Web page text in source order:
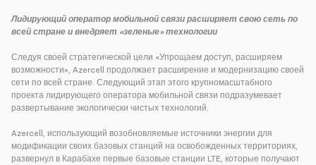
Лидирующий оператор мобильной связи расширяет свою сеть по
всей стране и внедряет «зеленые» технологии
Следуя своей стратегической цели «Упрощаем доступ, расширяем
возможности», Azercell продолжает расширение и модернизацию своей
сети по всей стране. Следующий этап этого крупномасштабного
проекта лидирующего оператора мобильной связи подразумевает
развертывание экологически чистых технологий.
Azercell, использующий возобновляемые источники энергии для
модификации своих базовых станций на освобожденных территориях,
развернул в Карабахе первые базовые станции LTE, которые получают